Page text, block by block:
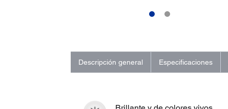
Descripción general Especificaciones